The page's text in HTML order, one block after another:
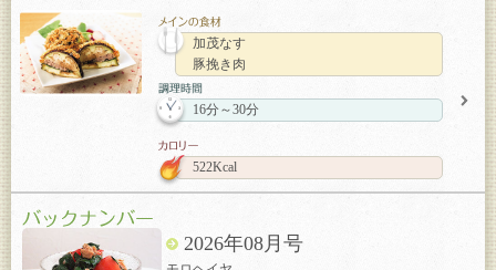
加茂なす
豚挽き肉
16分～30分
522Kcal
2026年08月号